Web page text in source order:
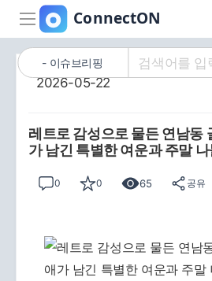
이슈브리핑
2026-05-22
레트로 감성으로 물든 연남동
가 남긴 특별한 여운과 주말 나
0 0 65 공유